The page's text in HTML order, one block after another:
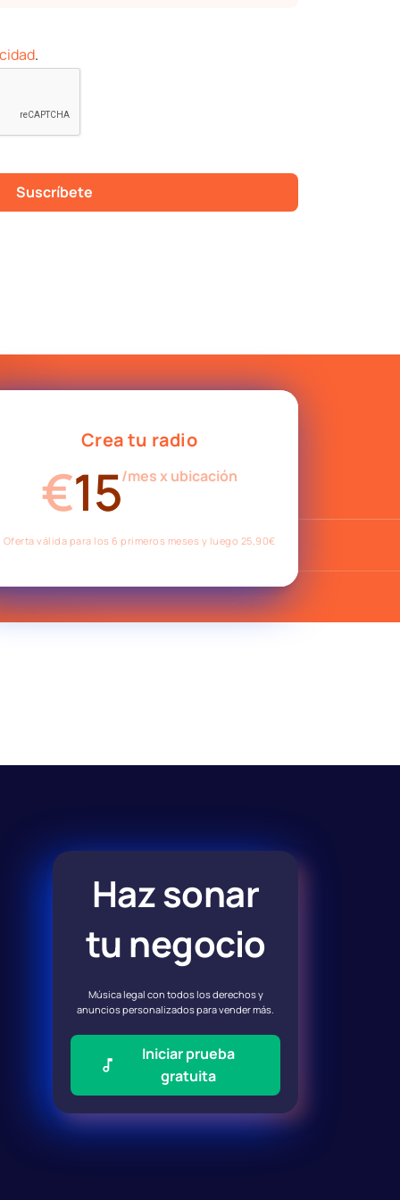
personalizados para vender más.
gratuita
.
Suscríbete
Crea tu radio
€15/mes x ubicación
Oferta válida para los 6 primeros meses y luego 25,90€
Haz sonar
tu negocio
Música legal con todos los derechos y
anuncios personalizados para vender más.
Iniciar prueba
gratuita